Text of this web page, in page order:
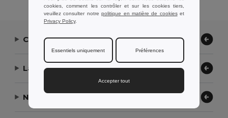
Contactez-nous
Laissez-nous vous aider
Notre entreprise
cookies, comment les contrôler et sur les cookies tiers,
veuillez consulter notrepolitique en matière de cookieset
Privacy Policy.
Essentiels uniquement Préférences
Accepter tout